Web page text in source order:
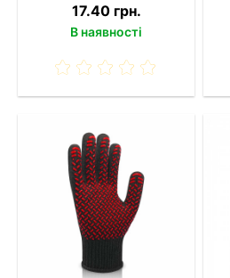
17.40 грн.
В наявності